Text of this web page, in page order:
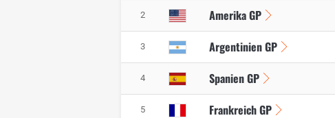
2 Amerika GP
3 Argentinien GP
4 Spanien GP
5 Frankreich GP